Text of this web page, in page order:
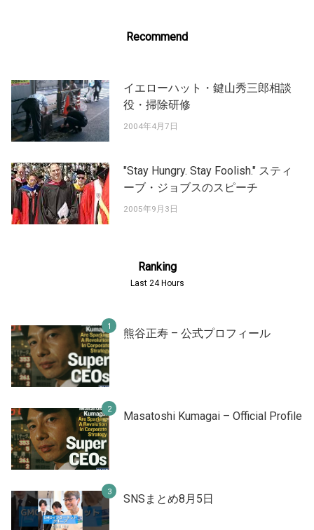
Recommend
イエローハット・鍵山秀三郎相談
役・掃除研修
2004年4月7日
"Stay Hungry. Stay Foolish." スティ
ーブ・ジョブスのスピーチ
2005年9月3日
Ranking
Last 24 Hours
熊谷正寿 – 公式プロフィール
Masatoshi Kumagai – Official Profile
SNSまとめ8月5日